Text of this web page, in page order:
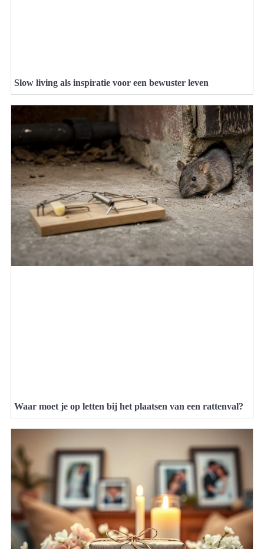
Slow living als inspiratie voor een bewuster leven
Waar moet je op letten bij het plaatsen van een rattenval?